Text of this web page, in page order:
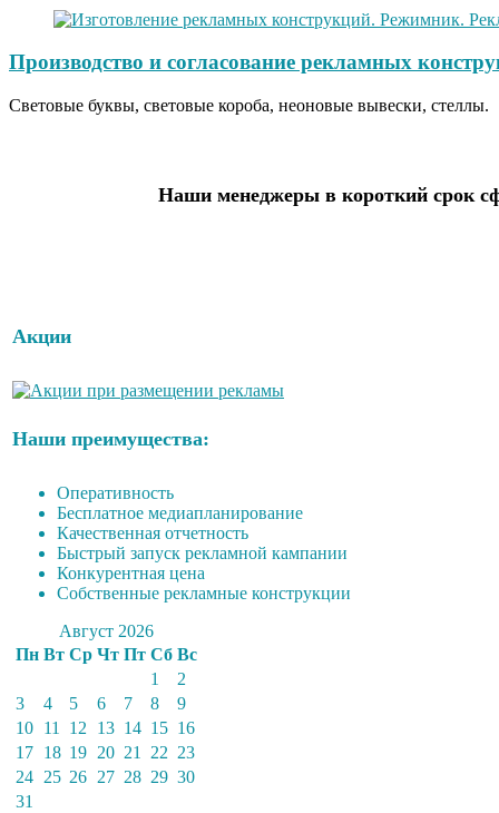
Производство и согласование рекламных
Световые буквы, световые короба, неоновые вывески, стеллы.
Наши менеджеры в короткий срок
Акции
Наши преимущества:
Оперативность
Бесплатное медиапланирование
Качественная отчетность
Быстрый запуск рекламной кампании
Конкурентная цена
Собственные рекламные конструкции
Август 2026
Пн Вт Ср Чт Пт Сб Вс
1
2
3
4 5 6 7 8
9
10 11 12 13 14 15 16
17 18 19 20 21 22 23
24 25 26 27 28 29 30
31